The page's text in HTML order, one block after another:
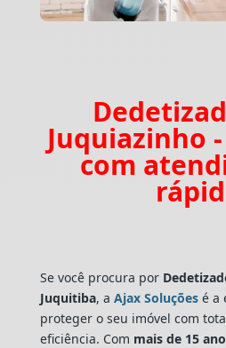
Juquiazinho
com
Se você procura por
Juquitiba, a Ajax Soluçõesé a
proteger o seu imóvel com
eficiência. Com mais de 15